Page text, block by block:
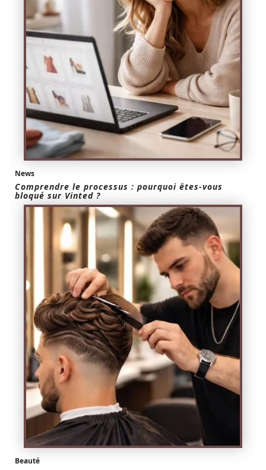
News
Comprendre le processus : pourquoi êtes-vous
bloqué sur Vinted ?
Beauté